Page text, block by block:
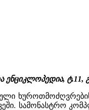
ტ.11,
სამონასტრო